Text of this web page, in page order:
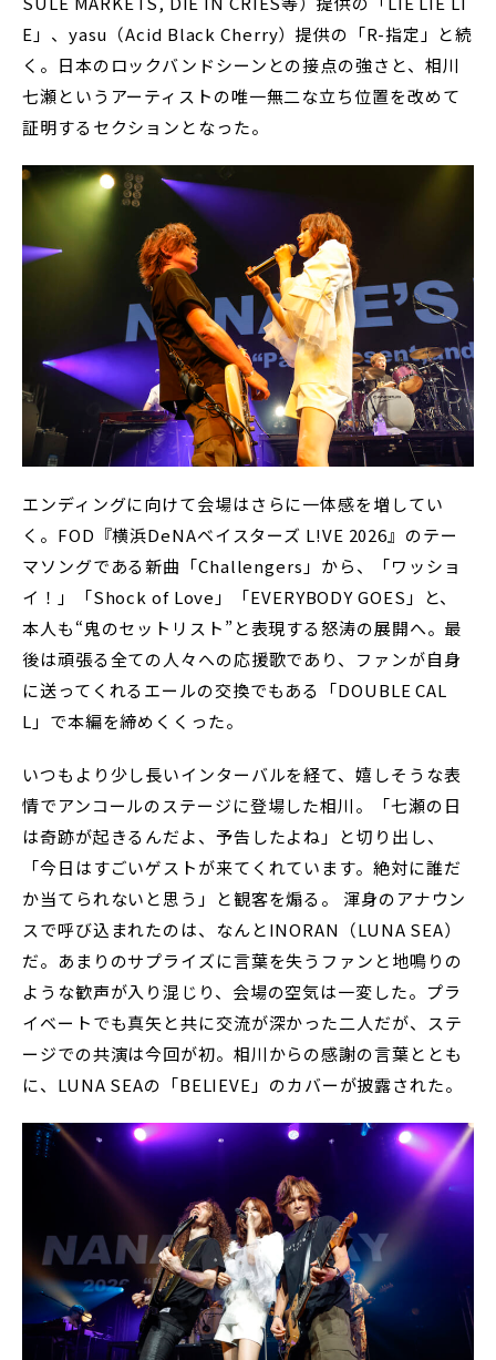
E」、yasu（Acid Black Cherry）提供の「R-指定」と続
く。日本のロックバンドシーンとの接点の強さと、相川
七瀬というアーティストの唯一無二な立ち位置を改めて
証明するセクションとなった。
エンディングに向けて会場はさらに一体感を増してい
く。FOD『横浜DeNAベイスターズ L!VE 2026』のテー
マソングである新曲「Challengers」から、「ワッショ
イ！」「Shock of Love」「EVERYBODY GOES」と、
本人も“鬼のセットリスト”と表現する怒涛の展開へ。最
後は頑張る全ての人々への応援歌であり、ファンが自身
に送ってくれるエールの交換でもある「DOUBLE CAL
L」で本編を締めくくった。
いつもより少し長いインターバルを経て、嬉しそうな表
情でアンコールのステージに登場した相川。「七瀬の日
は奇跡が起きるんだよ、予告したよね」と切り出し、
「今日はすごいゲストが来てくれています。絶対に誰だ
か当てられないと思う」と観客を煽る。 渾身のアナウン
スで呼び込まれたのは、なんとINORAN（LUNA SEA）
だ。あまりのサプライズに言葉を失うファンと地鳴りの
ような歓声が入り混じり、会場の空気は一変した。プラ
イベートでも真矢と共に交流が深かった二人だが、ステ
ージでの共演は今回が初。相川からの感謝の言葉ととも
に、LUNA SEAの「BELIEVE」のカバーが披露された。